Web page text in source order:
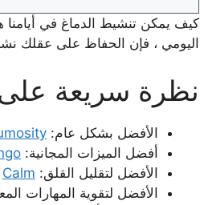
كيف يمكن تنشيط الدماغ في
اليومي ، فإن الحفاظ على عقلك
نظرة سريعة على
الأفضل بشكل عام:
أفضل الميزات المجانية:
الأفضل لتقليل القلق: Calm
الأفضل لتقوية المهارات